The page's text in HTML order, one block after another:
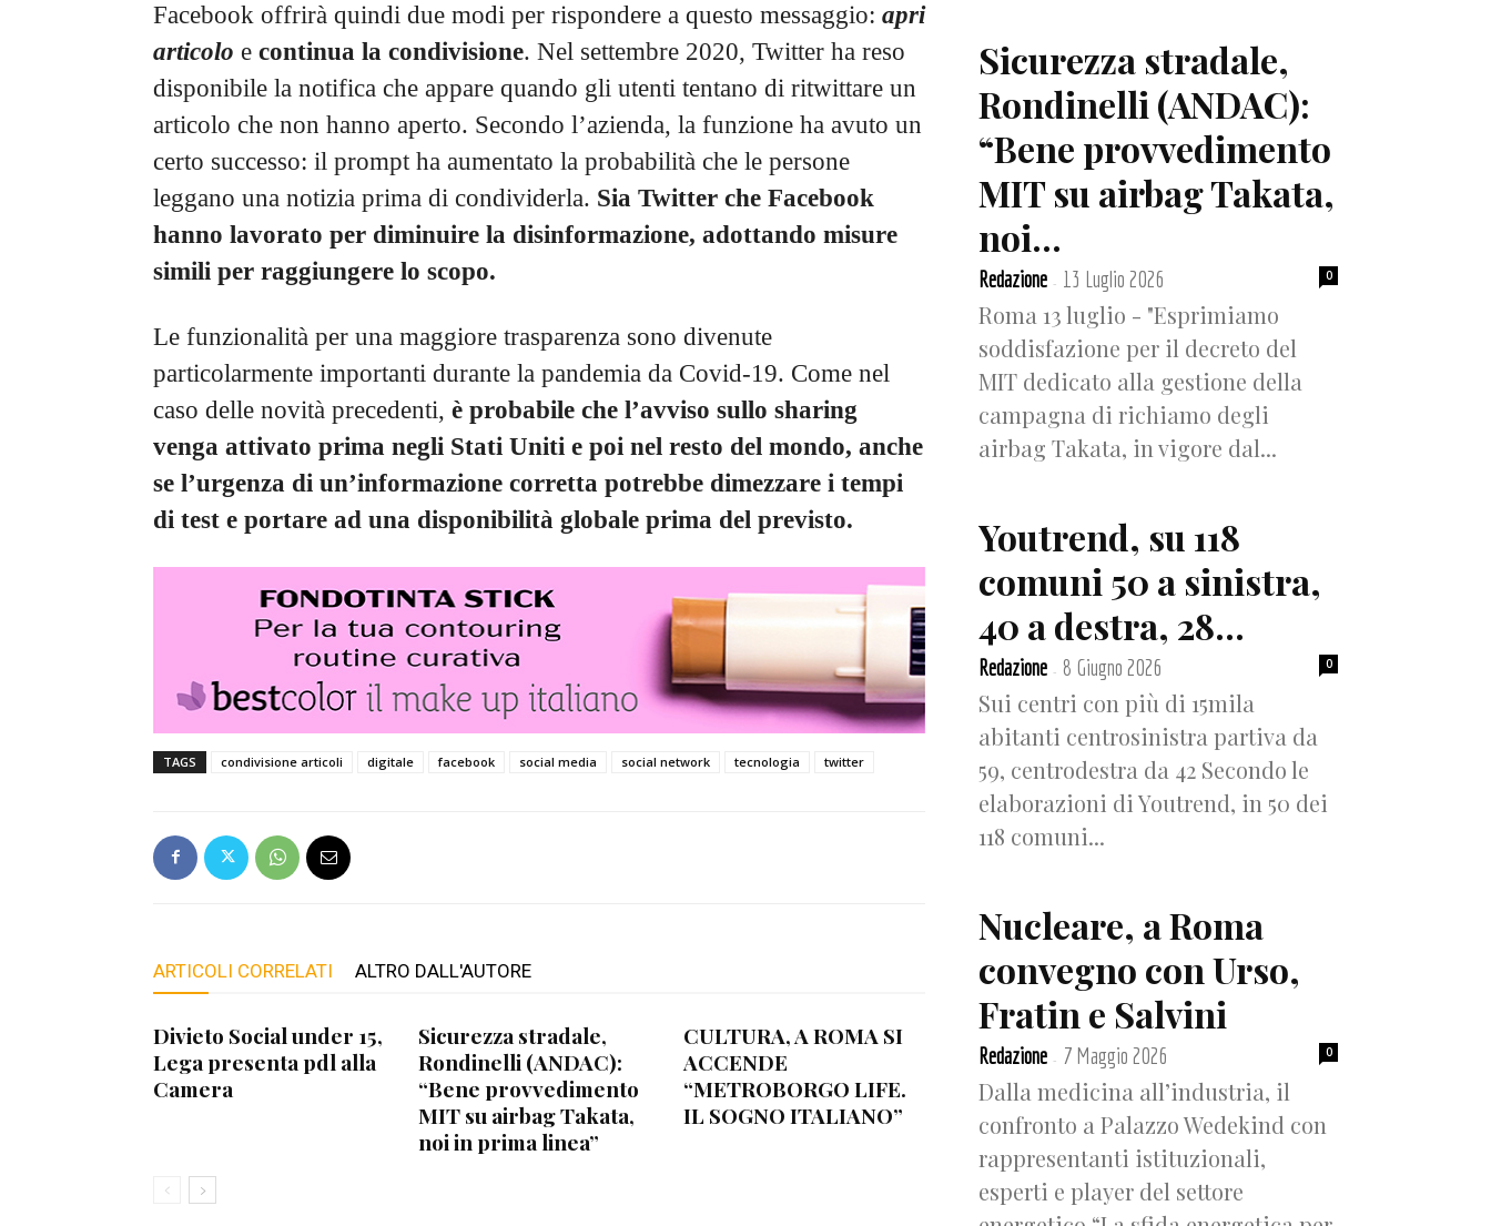
Facebook offrirà quindi due modi per rispondere a questo messaggio: apri
articolo e continua la condivisione. Nel settembre 2020, Twitter ha reso
disponibile la notifica che appare quando gli utenti tentano di ritwittare un
articolo che non hanno aperto. Secondo l’azienda, la funzione ha avuto un
certo successo: il prompt ha aumentato la probabilità che le persone
leggano una notizia prima di condividerla. Sia Twitter che Facebook
hanno lavorato per diminuire la disinformazione, adottando misure
simili per raggiungere lo scopo.
Le funzionalità per una maggiore trasparenza sono divenute
particolarmente importanti durante la pandemia da Covid-19. Come nel
caso delle novità precedenti, è probabile che l’avviso sullo sharing
venga attivato prima negli Stati Uniti e poi nel resto del mondo, anche
se l’urgenza di un’informazione corretta potrebbe dimezzare i tempi
di test e portare ad una disponibilità globale prima del previsto.
TAGS condivisione articoli digitale facebook social media social network tecnologia twitter
ARTICOLI CORRELATI ALTRO DALL'AUTORE
Divieto Social under 15,
Lega presenta pdl alla
Camera
Sicurezza stradale,
Rondinelli (ANDAC):
“Bene provvedimento
MIT su airbag Takata,
noi in prima linea”
CULTURA, A ROMA SI
ACCENDE
“METROBORGO LIFE.
IL SOGNO ITALIANO”
Sicurezza stradale,
Rondinelli (ANDAC):
“Bene provvedimento
MIT su airbag Takata,
noi...
Redazione - 13 Luglio 2026 0
Roma 13 luglio - "Esprimiamo
soddisfazione per il decreto del
MIT dedicato alla gestione della
campagna di richiamo degli
airbag Takata, in vigore dal...
Youtrend, su 118
comuni 50 a sinistra,
40 a destra, 28...
Redazione - 8 Giugno 2026 0
Sui centri con più di 15mila
abitanti centrosinistra partiva da
59, centrodestra da 42 Secondo le
elaborazioni di Youtrend, in 50 dei
118 comuni...
Nucleare, a Roma
convegno con Urso,
Fratin e Salvini
Redazione - 7 Maggio 2026 0
Dalla medicina all’industria, il
confronto a Palazzo Wedekind con
rappresentanti istituzionali,
esperti e player del settore